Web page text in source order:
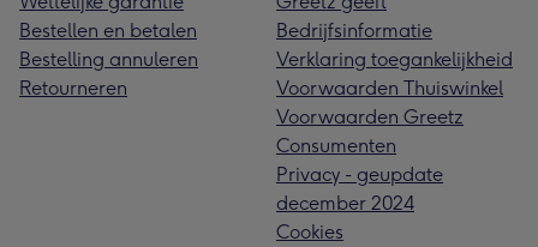
Bestellen en betalen
Bestelling annuleren
Retourneren
Bedrijfsinformatie
Verklaring toegankelijkheid
Voorwaarden Thuiswinkel
Voorwaarden Greetz
Consumenten
Privacy - geupdate
december 2024
Cookies